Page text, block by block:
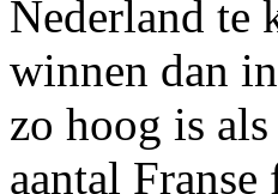
Nederland te
winnen dan
zo hoog is
aantal